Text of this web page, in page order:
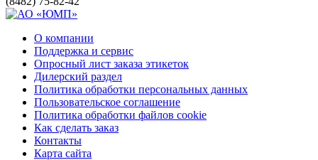
О компании
Поддержка и сервис
Опросный лист заказа этикеток
Дилерский раздел
Политика обработки персональных данных
Пользовательское соглашение
Политика обработки файлов cookie
Как сделать заказ
Контакты
Карта сайта